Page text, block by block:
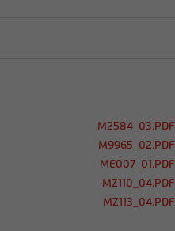
M2584_03.PDF
M9965_02.PDF
ME007_01.PDF
MZ110_04.PDF
MZ113_04.PDF